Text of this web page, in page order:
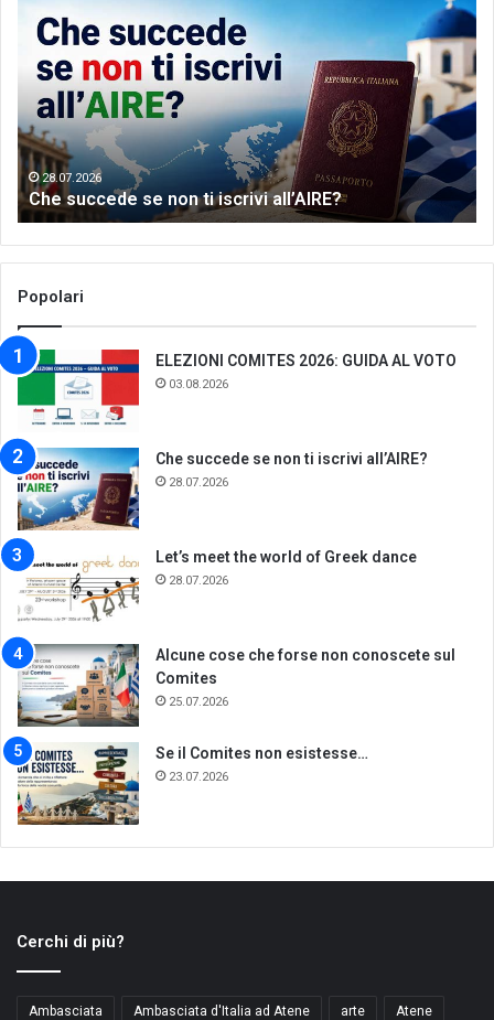
succede
non
iscrivi
all’AIRE?
28.07.2026
Che succede se non ti iscrivi all’AIRE?
the
of
Popolari
ELEZIONI COMITES 2026: GUIDA AL VOTO
03.08.2026
Che succede se non ti iscrivi all’AIRE?
28.07.2026
Let’s meet the world of Greek dance
28.07.2026
Alcune cose che forse non conoscete sul
Comites
25.07.2026
Se il Comites non esistesse…
23.07.2026
Cerchi di più?
Ambasciata Ambasciata d'Italia ad Atene arte Atene